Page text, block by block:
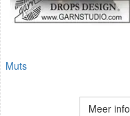
Muts
Meer info